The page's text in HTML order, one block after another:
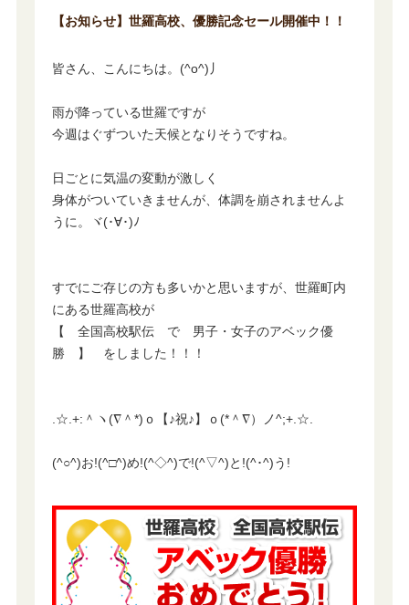
【お知らせ】世羅高校、優勝記念セール開催中！！
皆さん、こんにちは。(^o^)丿
雨が降っている世羅ですが
今週はぐずついた天候となりそうですね。
日ごとに気温の変動が激しく
身体がついていきませんが、体調を崩されませんよ
うに。ヾ(･∀･)ﾉ
すでにご存じの方も多いかと思いますが、世羅町内
にある世羅高校が
【 全国高校駅伝 で 男子・女子のアベック優
勝 】 をしました！！！
.☆.+:＾ヽ(∇＾*)ｏ【♪祝♪】ｏ(*＾∇）ノ^;+.☆.
(^○^)お!(^□^)め!(^◇^)で!(^▽^)と!(^･^)う!